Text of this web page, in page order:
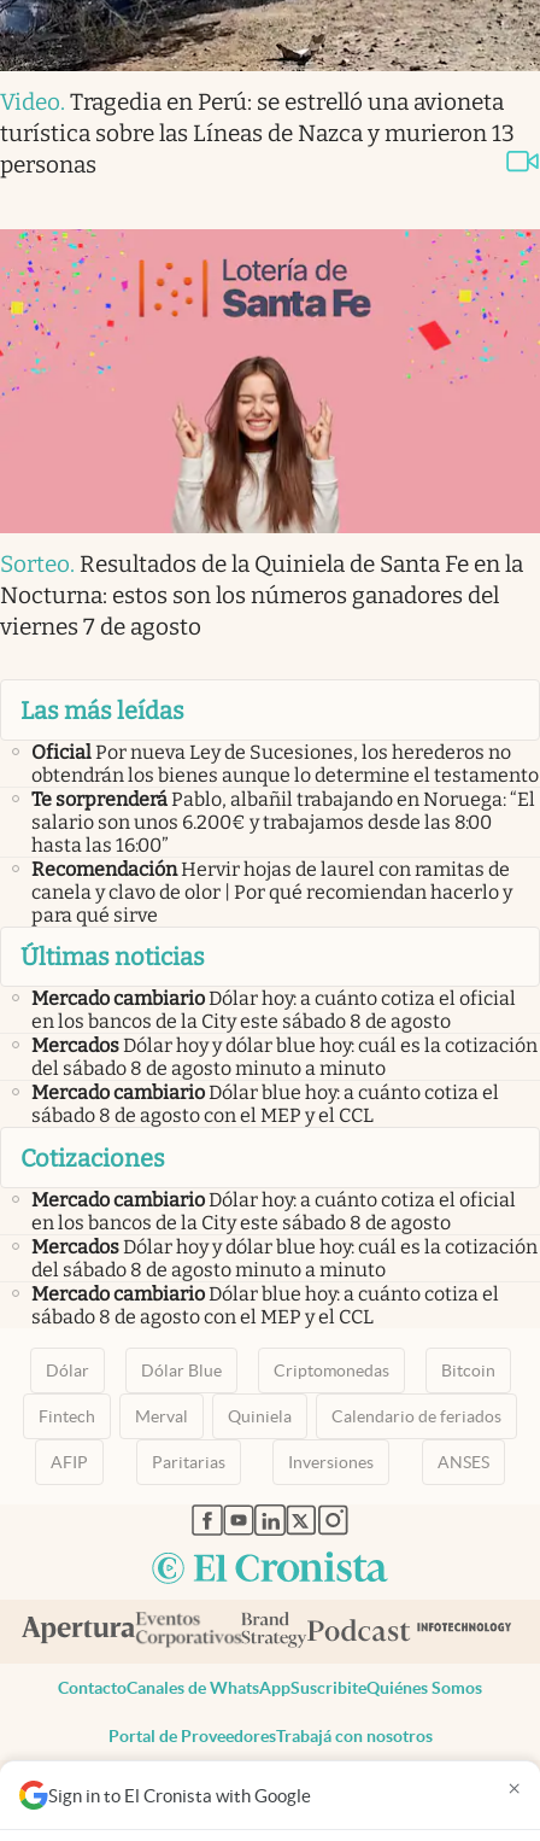
Sign in to El Cronista with Google ×
Video. Tragedia en Perú: se estrelló una avioneta
turística sobre las Líneas de Nazca y murieron 13
personas
Sorteo. Resultados de la Quiniela de Santa Fe en la
Nocturna: estos son los números ganadores del
viernes 7 de agosto
Las más leídas
OficialPor nueva Ley de Sucesiones, los herederos no
obtendrán los bienes aunque lo determine el testamento
Te sorprenderáPablo, albañil trabajando en Noruega: “El
salario son unos 6.200€ y trabajamos desde las 8:00
hasta las 16:00”
RecomendaciónHervir hojas de laurel con ramitas de
canela y clavo de olor | Por qué recomiendan hacerlo y
para qué sirve
Últimas noticias
Mercado cambiarioDólar hoy: a cuánto cotiza el oficial
en los bancos de la City este sábado 8 de agosto
MercadosDólar hoy y dólar blue hoy: cuál es la cotización
del sábado 8 de agosto minuto a minuto
Mercado cambiarioDólar blue hoy: a cuánto cotiza el
sábado 8 de agosto con el MEP y el CCL
Cotizaciones
Mercado cambiarioDólar hoy: a cuánto cotiza el oficial
en los bancos de la City este sábado 8 de agosto
MercadosDólar hoy y dólar blue hoy: cuál es la cotización
del sábado 8 de agosto minuto a minuto
Mercado cambiarioDólar blue hoy: a cuánto cotiza el
sábado 8 de agosto con el MEP y el CCL
Dólar Dólar Blue Criptomonedas Bitcoin
Fintech Merval Quiniela Calendario de feriados
AFIP Paritarias Inversiones ANSES
abre en nueva pestaña
abre en nueva pestaña
abre en nueva pestaña
abre en nueva pestaña
abre en nueva pestaña
ContactoCanales de WhatsAppSuscribiteQuiénes Somos
Portal de ProveedoresTrabajá con nosotros
Todos los derechos reservados